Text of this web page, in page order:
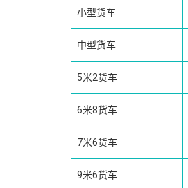
小型货车
中型货车
5米2货车
6米8货车
7米6货车
9米6货车